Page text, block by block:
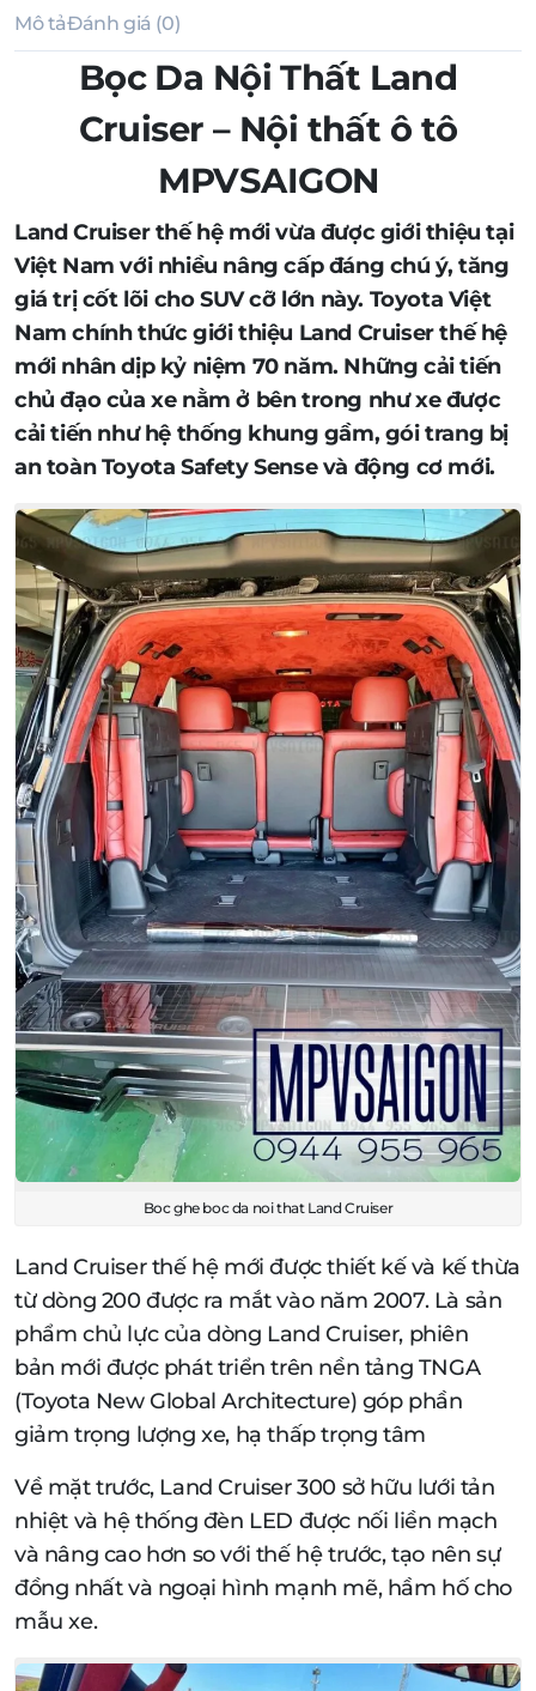
Mô tảĐánh giá (0)
Bọc Da Nội Thất Land
Cruiser – Nội thất ô tô
MPVSAIGON
Land Cruiser thế hệ mới vừa được giới thiệu tại
Việt Nam với nhiều nâng cấp đáng chú ý, tăng
giá trị cốt lõi cho SUV cỡ lớn này. Toyota Việt
Nam chính thức giới thiệu Land Cruiser thế hệ
mới nhân dịp kỷ niệm 70 năm. Những cải tiến
chủ đạo của xe nằm ở bên trong như xe được
cải tiến như hệ thống khung gầm, gói trang bị
an toàn Toyota Safety Sense và động cơ mới.
Boc ghe boc da noi that Land Cruiser
Land Cruiser thế hệ mới được thiết kế và kế thừa
từ dòng 200 được ra mắt vào năm 2007. Là sản
phẩm chủ lực của dòng Land Cruiser, phiên
bản mới được phát triển trên nền tảng TNGA
(Toyota New Global Architecture) góp phần
giảm trọng lượng xe, hạ thấp trọng tâm
Về mặt trước, Land Cruiser 300 sở hữu lưới tản
nhiệt và hệ thống đèn LED được nối liền mạch
và nâng cao hơn so với thế hệ trước, tạo nên sự
đồng nhất và ngoại hình mạnh mẽ, hầm hố cho
mẫu xe.